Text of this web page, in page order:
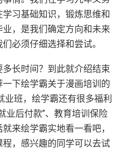
习基础知识，锻炼思维和
，是我们确定方向和未来
必须仔细选择和尝试。
长时间？到此就介绍结束
下绘学霸关于漫画培训的
业班，绘学霸还有很多福利
业后付款”、教育培训保险
来绘学霸实地看一看吧，
，感兴趣的同学可以去试